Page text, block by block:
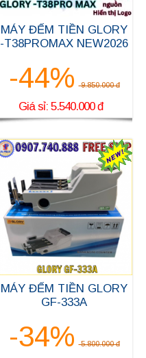
MÁY ĐẾM TIỀN GLORY
-T38PROMAX NEW2026
-44% 9.850.000 đ
Giá sỉ: 5.540.000 đ
MÁY ĐẾM TIỀN GLORY
GF-333A
-34% 5.800.000 đ